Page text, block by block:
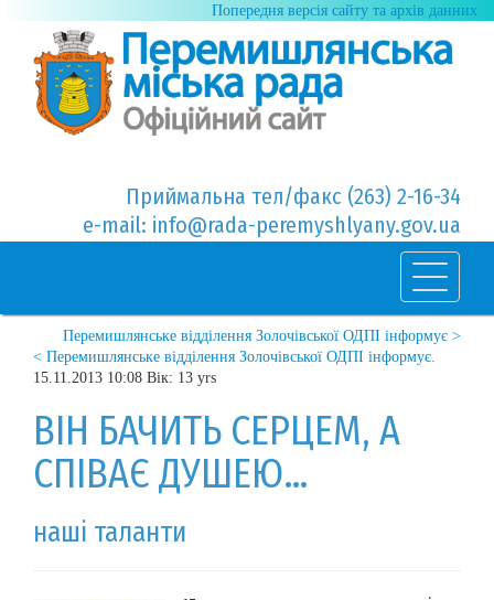
Попередня версія сайту та архів данних
Приймальна тел/факс (263) 2-16-34
e-mail: info@rada-peremyshlyany.gov.ua
Перемишлянське відділення Золочівської ОДПІ інформує >
< Перемишлянське відділення Золочівської ОДПІ інформує.
15.11.2013 10:08 Вік: 13 yrs
ВІН БАЧИТЬ СЕРЦЕМ, А
СПІВАЄ ДУШЕЮ…
наші таланти